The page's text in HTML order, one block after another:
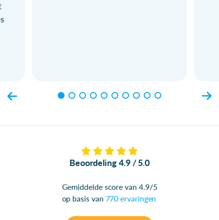
Beoordeling 4.9 / 5.0
Gemiddelde score van 4.9/5
op basis van 770 ervaringen